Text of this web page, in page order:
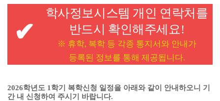
✔
학사정보시스템 개인 연락처를
반드시 확인해주세요 !
※ 휴학, 복학 등 각종 통지서와 안내가
등록된 정보를 통해 제공됩니다.
2026학년도 1 학기 복학신청 일정을 아래와 같이 안내하오니 기
간 내 신청하여 주시기 바랍니다.